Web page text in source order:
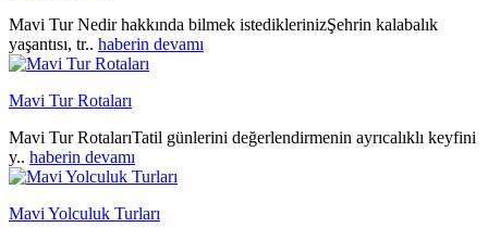
Mavi Tur Nedir hakkında bilmek istediklerinizŞehrin kalabalık
yaşantısı, tr.. haberin devamı
Mavi Tur Rotaları
Mavi Tur RotalarıTatil günlerini değerlendirmenin ayrıcalıklı keyfini
y.. haberin devamı
Mavi Yolculuk Turları